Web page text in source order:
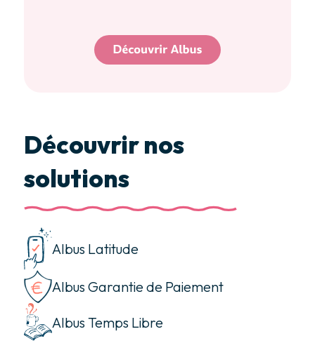
Découvrir nos
solutions
Albus Latitude
Albus Garantie de Paiement
Albus Temps Libre